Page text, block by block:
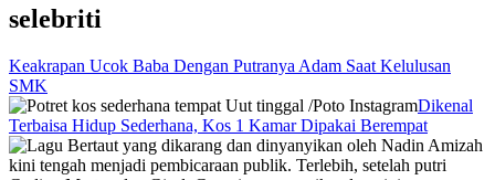
selebriti
Keakrapan Ucok Baba Dengan Putranya Adam Saat Kelulusan
SMK
Dikenal
Terbaisa Hidup Sederhana, Kos 1 Kamar Dipakai Berempat